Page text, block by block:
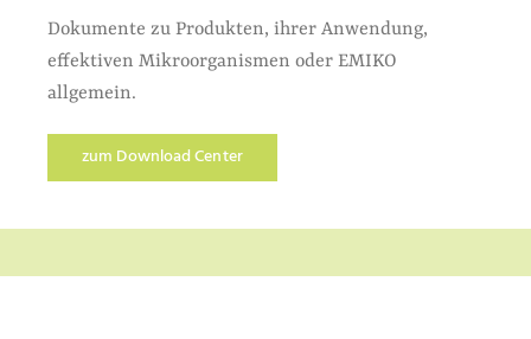
Dokumente zu Produkten, ihrer Anwendung,
effektiven Mikroorganismen oder EMIKO
allgemein.
zum Download Center